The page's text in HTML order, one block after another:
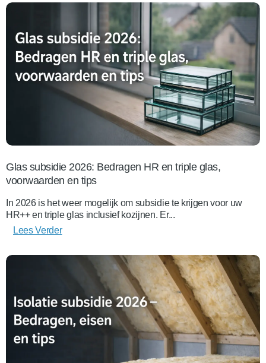
Glas subsidie 2026: Bedragen HR en triple glas,
voorwaarden en tips
In 2026 is het weer mogelijk om subsidie te krijgen voor uw
HR++ en triple glas inclusief kozijnen. Er...
Lees Verder